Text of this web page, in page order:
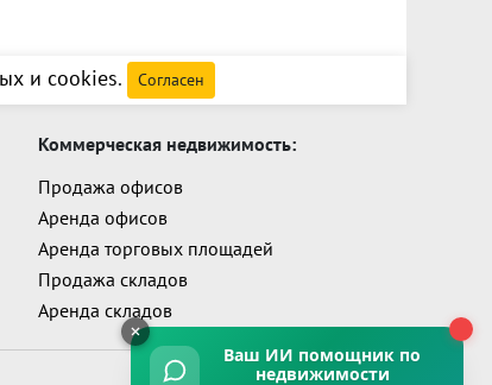
и cookies. Согласен
Коммерческая недвижимость:
Продажа офисов
Аренда офисов
Аренда торговых площадей
Продажа складов
Аренда складов
Ваш ИИ помощник по
недвижимости